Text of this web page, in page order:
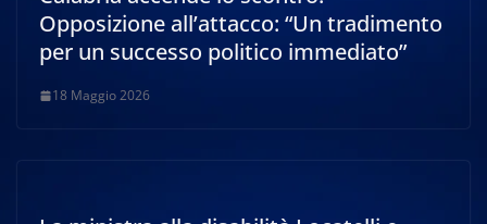
Opposizione all’attacco: “Un tradimento
per un successo politico immediato”
18 Maggio 2026